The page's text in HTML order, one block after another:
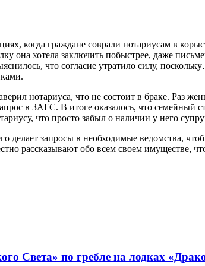
когда граждане соврали нотариусам в
она хотела заключить побыстрее, даже
что согласие утратило силу,
нотариуса, что не состоит в браке. Раз
в ЗАГС. В итоге оказалось, что семейный
что просто забыл о наличии у него
делает запросы в необходимые ведомства,
рассказывают обо всем своем имуществе,
Света» по гребле на лодках